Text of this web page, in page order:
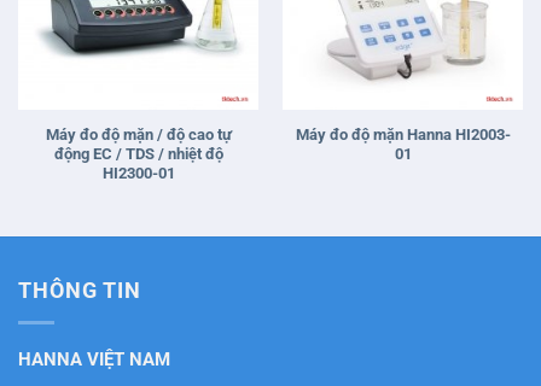
Máy đo độ mặn / độ cao tự
động EC / TDS / nhiệt độ
HI2300-01
Máy đo độ mặn Hanna HI2003-
01
THÔNG TIN
HANNA VIỆT NAM